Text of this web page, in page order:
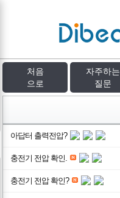
처음
으로
자주하는
질문
아답터 출력전압?
충전기 전압 확인.
충전기 전압 확인?